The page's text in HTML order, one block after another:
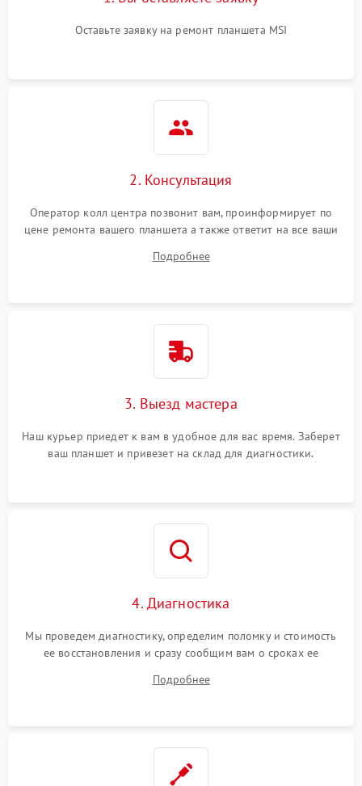
Режим работы
Питание и аккумулятор
Оставьте заявку на ремонт планшета MSI
2. Консультация
Оператор колл центра позвонит вам, проинформирует по
цене ремонта вашего планшета а также ответит на все ваши
Подробнее
3. Выезд мастера
Наш курьер приедет к вам в удобное для вас время. Заберет
ваш планшет и привезет на склад для диагностики.
4. Диагностика
Мы проведем диагностику, определим поломку и стоимость
ее восстановления и сразу сообщим вам о сроках ее
Подробнее